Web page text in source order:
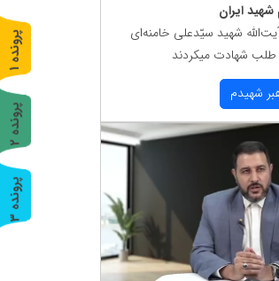
شهید ایران
شهید سیّدعلی خامنه‌ای
طلب شهادت میكردند
شهیدم
پ
ر
و
ن
د
ه
1
پ
ر
و
ن
د
ه
2
پ
ر
و
ن
د
ه
3